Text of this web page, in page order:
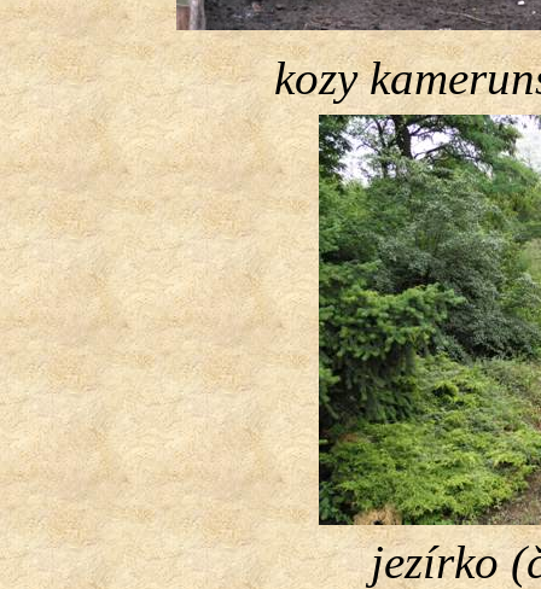
kozy
jezírko